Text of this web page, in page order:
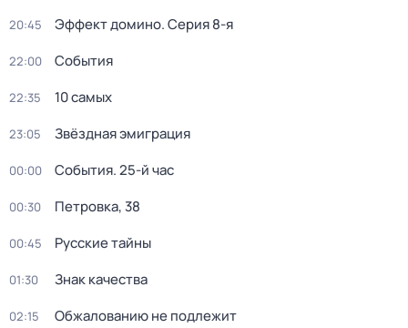
20:45 Эффект домино. Серия 8-я
22:00 События
22:35 10 самых
23:05 Звёздная эмиграция
00:00 События. 25-й час
00:30 Петровка, 38
00:45 Русские тайны
01:30 Знак качества
02:15 Обжалованию не подлежит